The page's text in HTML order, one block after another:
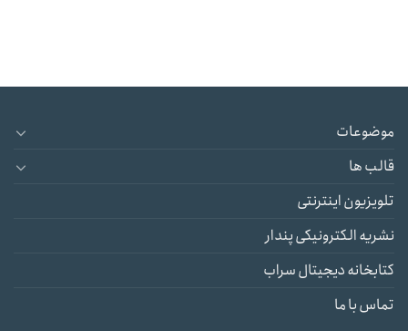
موضوعات
قالب ها
تلویزیون اینترنتی
نشریه الکترونیکی پندار
کتابخانه دیجیتال سراب
تماس با ما